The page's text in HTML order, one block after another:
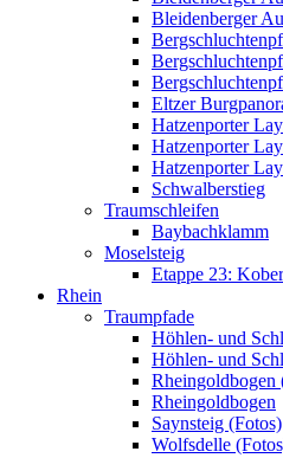
Bleidenberger
Eltzer
Hatzenporter
Hatzenporter
Hatzenporter
Schwalberstieg
Traumschleifen
Baybachklamm
Moselsteig
Etappe 23:
Rhein
Traumpfade
Höhlen- und
Höhlen- und
Rheingoldbogen
Rheingoldbogen
Saynsteig (Fotos)
Wolfsdelle